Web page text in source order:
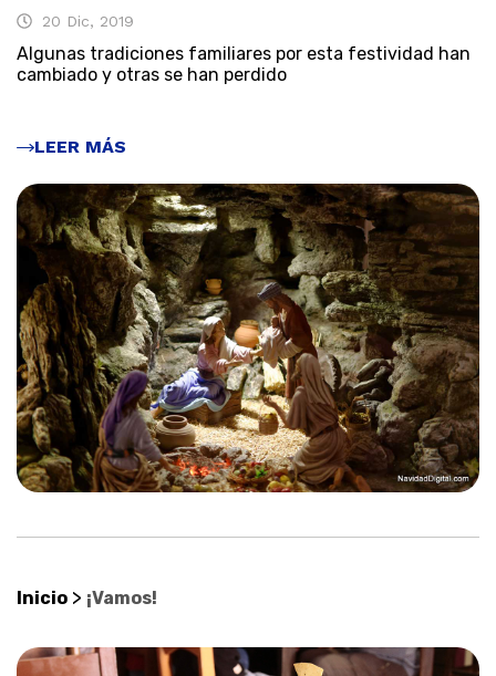
20 Dic, 2019
Algunas tradiciones familiares por esta festividad han
cambiado y otras se han perdido
LEER MÁS
Inicio > ¡Vamos!